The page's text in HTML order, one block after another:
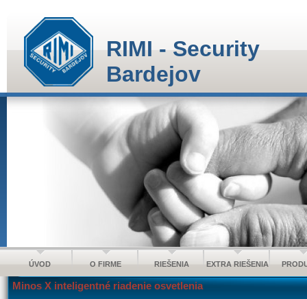
RIMI - Security
Bardejov
ÚVOD O FIRME RIEŠENIA EXTRA RIEŠENIA
Minos X inteligentné riadenie osvetlenia